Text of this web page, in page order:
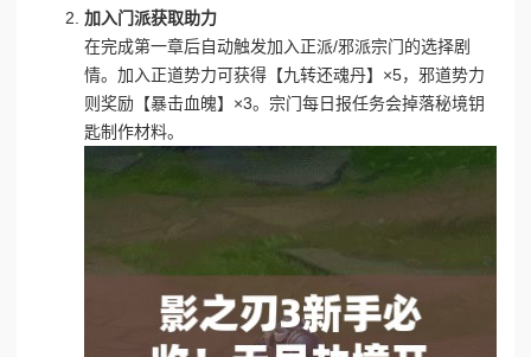
加入门派获取助力
在完成第一章后自动触发加入正派/邪派宗门的选择剧
情。加入正道势力可获得【九转还魂丹】×5，邪道势力
则奖励【暴击血魄】×3。宗门每日报任务会掉落秘境钥
匙制作材料。